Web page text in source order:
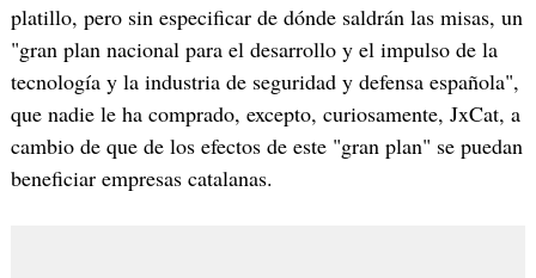
platillo, pero sin especificar de dónde saldrán las misas, un
"gran plan nacional para el desarrollo y el impulso de la
tecnología y la industria de seguridad y defensa española",
que nadie le ha comprado, excepto, curiosamente, JxCat, a
cambio de que de los efectos de este "gran plan" se puedan
beneficiar empresas catalanas.